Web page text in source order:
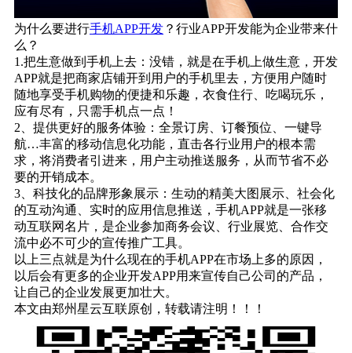
为什么要进行手机APP开发 ？行业APP开发能为企业带来什
么？
1.把生意做到手机上去：没错，就是在手机上做生意，开发
APP就是把商家店铺开到用户的手机里去，方便用户随时
随地享受手机购物的便捷和乐趣，衣食住行、吃喝玩乐，
应有尽有，只需手机点一点！
2、提供更好的服务体验：全景订房、订餐预位、一键导
航…丰富的移动信息化功能，直击各行业用户的根本需
求，将消费者引进来，用户主动推送服务，从而节省不必
要的开销成本。
3、科技化的品牌形象展示：生动的精美大图展示、社会化
的互动沟通、实时的应用信息推送，手机APP就是一张移
动互联网名片，是企业参加商务会议、行业展览、合作交
流中必不可少的宣传推广工具。
以上三点就是为什么现在的手机APP在市场上多的原因，
以后会有更多的企业开发APP用来宣传自己公司的产品，
让自己的企业发展更加壮大。
本文由郑州星云互联原创，转载请注明！！！